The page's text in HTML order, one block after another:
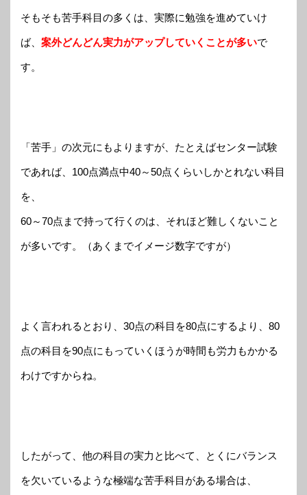
そもそも苦手科目の多くは、実際に勉強を進めていけ
ば、 案外どんどん実力がアップしていくことが多いで
す。
「苦手」の次元にもよりますが、たとえばセンター試験
であれば、100点満点中40～50点くらいしかとれない科目
を、
60～70点まで持って行くのは、それほど難しくないこと
が多いです。（あくまでイメージ数字ですが）
よく言われるとおり、30点の科目を80点にするより、80
点の科目を90点にもっていくほうが時間も労力もかかる
わけですからね。
したがって、他の科目の実力と比べて、とくにバランス
を欠いているような極端な苦手科目がある場合は、